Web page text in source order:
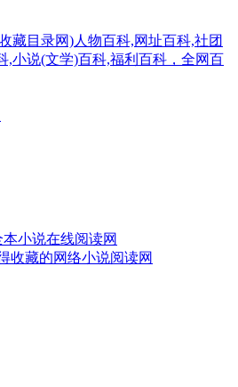
藏目录网)人物百科,网址百科,社团
,小说(文学)百科,福利百科，全网百
小说在线阅读网
收藏的网络小说阅读网